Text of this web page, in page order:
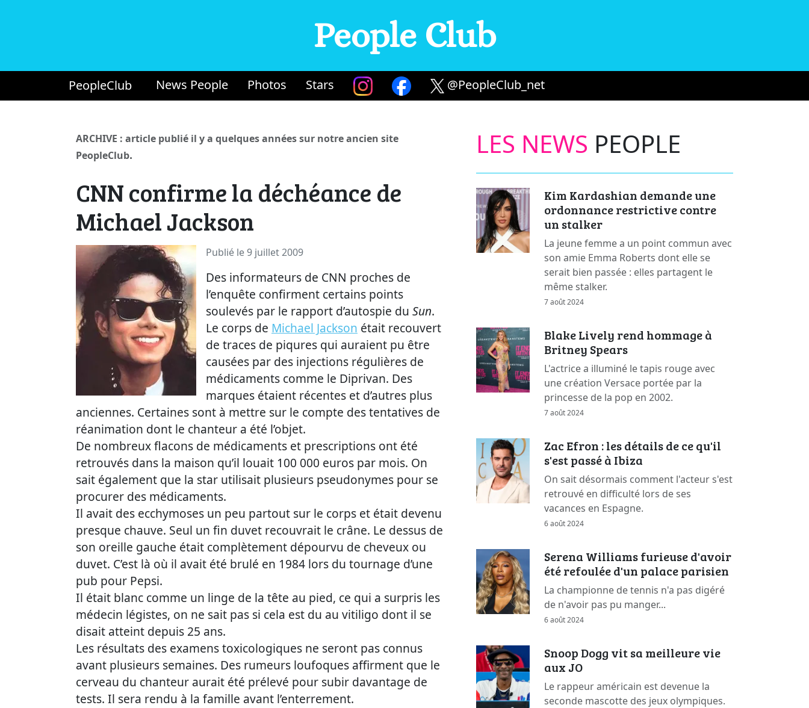
People Club
PeopleClub News People Photos Stars @PeopleClub_net
ARCHIVE : article publié il y a quelques années sur notre ancien site
PeopleClub.
CNN confirme la déchéance de
Michael Jackson
Publié le 9 juillet 2009
Des informateurs de CNN proches de
l’enquête confirment certains points
soulevés par le rapport d’autospie du Sun.
Le corps de Michael Jackson était recouvert
de traces de piqures qui auraient pu être
causées par des injections régulières de
médicaments comme le Diprivan. Des
marques étaient récentes et d’autres plus
anciennes. Certaines sont à mettre sur le compte des tentatives de
réanimation dont le chanteur a été l’objet.
De nombreux flacons de médicaments et prescriptions ont été
retrouvés dans la maison qu’il louait 100 000 euros par mois. On
sait également que la star utilisait plusieurs pseudonymes pour se
procurer des médicaments.
Il avait des ecchymoses un peu partout sur le corps et était devenu
presque chauve. Seul un fin duvet recouvrait le crâne. Le dessus de
son oreille gauche était complètement dépourvu de cheveux ou
duvet. C’est là où il avait été brulé en 1984 lors du tournage d’une
pub pour Pepsi.
Il était blanc comme un linge de la tête au pied, ce qui a surpris les
médecin légistes, on ne sait pas si cela est du au vitiligo dont il se
disait atteint depuis 25 ans.
Les résultats des examens toxicologiques ne seront pas connus
avant plusieurs semaines. Des rumeurs loufoques affirment que le
cerveau du chanteur aurait été prélevé pour subir davantage de
tests. Il sera rendu à la famille avant l’enterrement.
LES NEWS PEOPLE
Kim Kardashian demande une
ordonnance restrictive contre
un stalker
La jeune femme a un point commun avec
son amie Emma Roberts dont elle se
serait bien passée : elles partagent le
même stalker.
7 août 2024
Blake Lively rend hommage à
Britney Spears
L'actrice a illuminé le tapis rouge avec
une création Versace portée par la
princesse de la pop en 2002.
7 août 2024
Zac Efron : les détails de ce qu'il
s'est passé à Ibiza
On sait désormais comment l'acteur s'est
retrouvé en difficulté lors de ses
vacances en Espagne.
6 août 2024
Serena Williams furieuse d'avoir
été refoulée d'un palace parisien
La championne de tennis n'a pas digéré
de n'avoir pas pu manger...
6 août 2024
Snoop Dogg vit sa meilleure vie
aux JO
Le rappeur américain est devenue la
seconde mascotte des jeux olympiques.